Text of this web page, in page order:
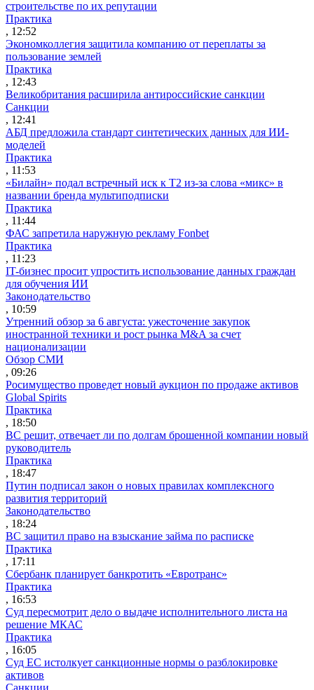
строительстве по их репутации
Практика
, 12:52
Экономколлегия защитила компанию от переплаты за
пользование землей
Практика
, 12:43
Великобритания расширила антироссийские санкции
Санкции
, 12:41
АБД предложила стандарт синтетических данных для ИИ-
моделей
Практика
, 11:53
«Билайн» подал встречный иск к Т2 из-за слова «микс» в
названии бренда мультиподписки
Практика
, 11:44
ФАС запретила наружную рекламу Fonbet
Практика
, 11:23
IT-бизнес просит упростить использование данных граждан
для обучения ИИ
Законодательство
, 10:59
Утренний обзор за 6 августа: ужесточение закупок
иностранной техники и рост рынка M&A за счет
национализации
Обзор СМИ
, 09:26
Росимущество проведет новый аукцион по продаже активов
Global Spirits
Практика
, 18:50
ВС решит, отвечает ли по долгам брошенной компании новый
руководитель
Практика
, 18:47
Путин подписал закон о новых правилах комплексного
развития территорий
Законодательство
, 18:24
ВС защитил право на взыскание займа по расписке
Практика
, 17:11
Сбербанк планирует банкротить «Евротранс»
Практика
, 16:53
Суд пересмотрит дело о выдаче исполнительного листа на
решение МКАС
Практика
, 16:05
Суд ЕС истолкует санкционные нормы о разблокировке
активов
Санкции